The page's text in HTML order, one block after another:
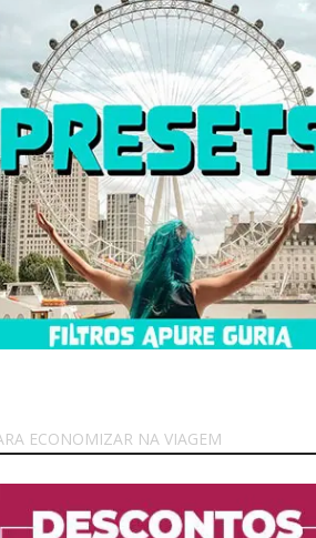
ECONOMIZAR NA VIAGEM